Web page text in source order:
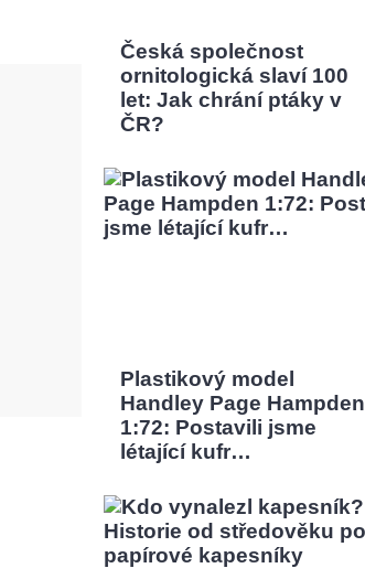
Česká společnost
ornitologická slaví 100
let: Jak chrání ptáky v
ČR?
Plastikový model
Handley Page Hampden
1:72: Postavili jsme
létající kufr…